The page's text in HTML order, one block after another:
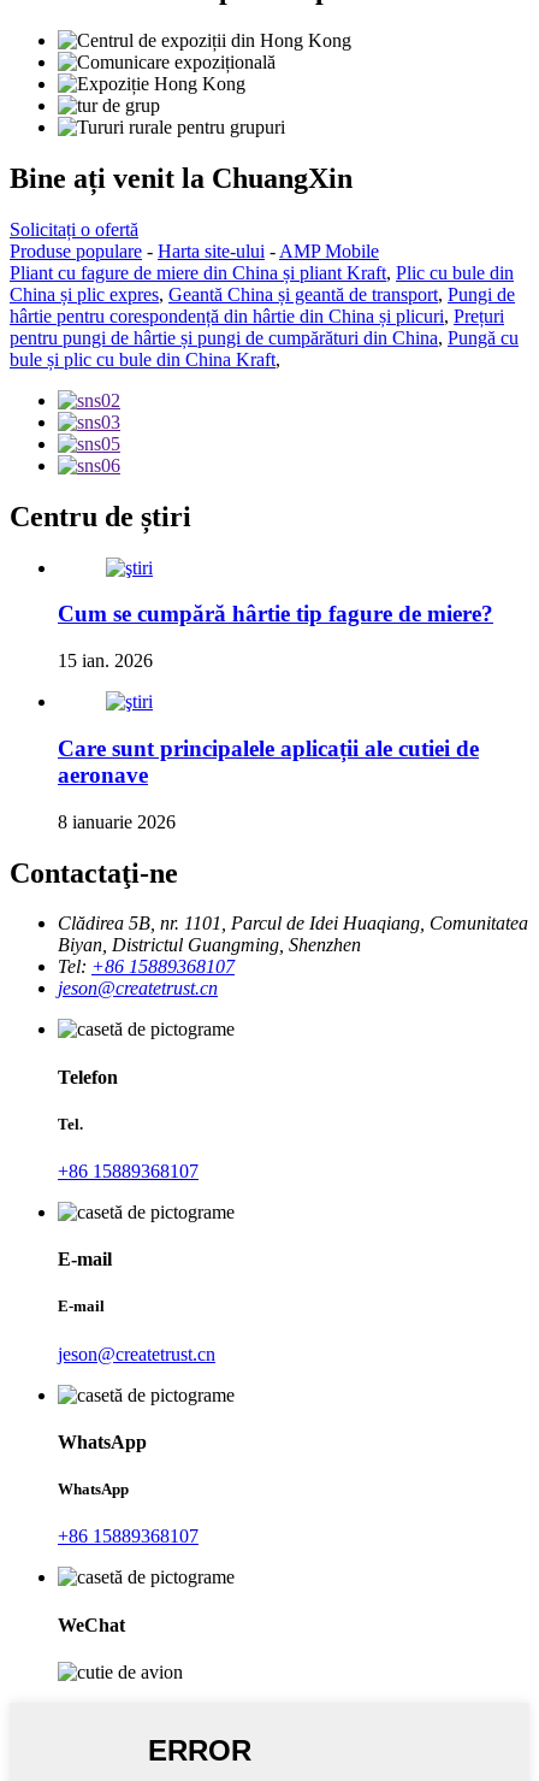
Bine ați venit la ChuangXin
Solicitați o ofertă
Produse populare - Harta site-ului - AMP Mobile
Pliant cu fagure de miere din China și pliant Kraft, Plic cu bule din
China și plic expres, Geantă China și geantă de transport, Pungi de
hârtie pentru corespondență din hârtie din China și plicuri, Prețuri
pentru pungi de hârtie și pungi de cumpărături din China, Pungă cu
bule și plic cu bule din China Kraft,
Centru de știri
Cum se cumpără hârtie tip fagure de miere?
15 ian. 2026
Care sunt principalele aplicații ale cutiei de
aeronave
8 ianuarie 2026
Contactaţi-ne
Clădirea 5B, nr. 1101, Parcul de Idei Huaqiang, Comunitatea
Biyan, Districtul Guangming, Shenzhen
Tel: +86 15889368107
jeson@createtrust.cn
Telefon
Tel.
+86 15889368107
E-mail
E-mail
jeson@createtrust.cn
WhatsApp
WhatsApp
+86 15889368107
WeChat